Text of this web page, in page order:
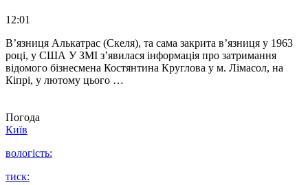
12:01
В’язниця Алькатрас (Скеля), та сама закрита в’язниця у 1963
році, у США У ЗМІ з’явилася інформація про затримання
відомого бізнесмена Костянтина Круглова у м. Лімасол, на
Кіпрі, у лютому цього …
Погода
Київ
вологість:
тиск: